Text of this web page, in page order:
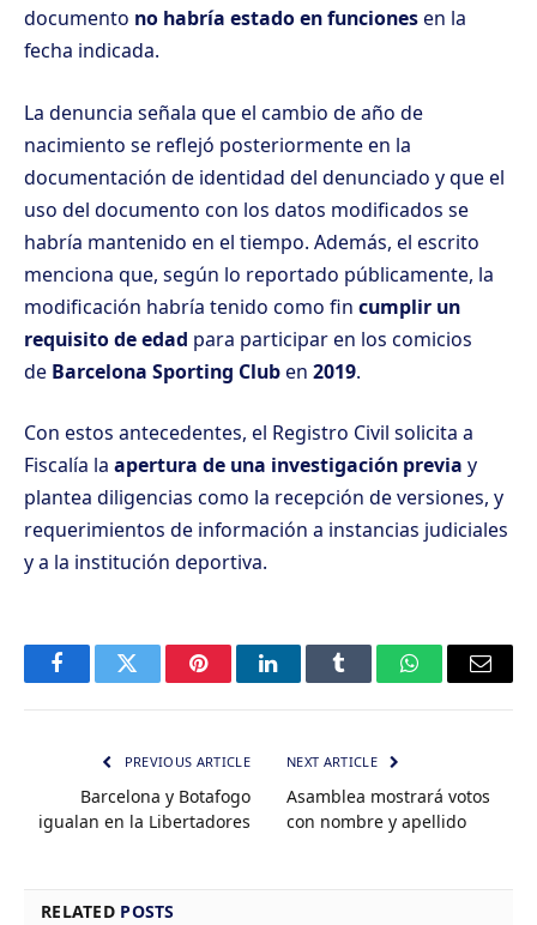
documento no habría estado en funcionesen la
fecha indicada.
La denuncia señala que el cambio de año de
nacimiento se reflejó posteriormente en la
documentación de identidad del denunciado y que el
uso del documento con los datos modificados se
habría mantenido en el tiempo. Además, el escrito
menciona que, según lo reportado públicamente, la
modificación habría tenido como fin cumplir un
requisito de edad para participar en los comicios
de Barcelona Sporting Cluben 2019.
Con estos antecedentes, el Registro Civil solicita a
Fiscalía la apertura de una investigación previa y
plantea diligencias como la recepción de versiones, y
requerimientos de información a instancias judiciales
y a la institución deportiva.
FacebookTwitter PinterestLinkedInTumblr WhatsAppEmail
PREVIOUS ARTICLE
Barcelona y Botafogo
igualan en la Libertadores
NEXT ARTICLE
Asamblea mostrará votos
con nombre y apellido
RELATED POSTS